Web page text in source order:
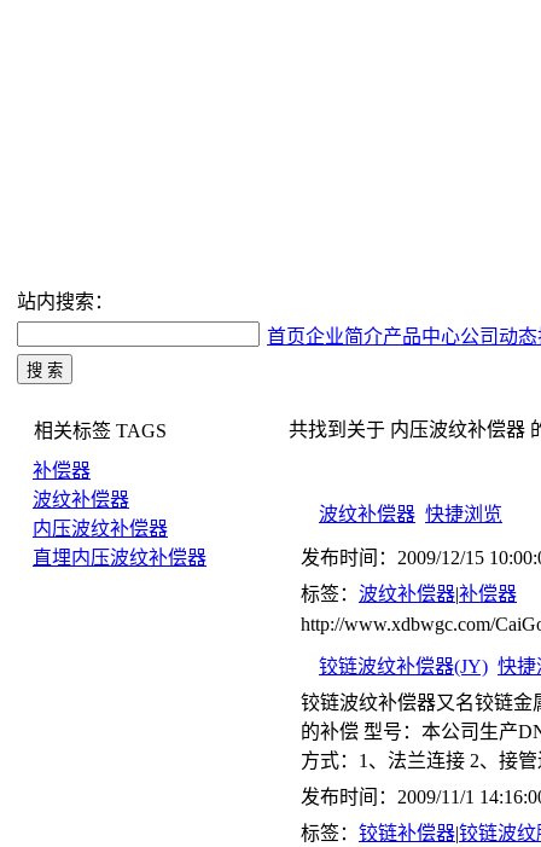
站内搜索：
首页企业简介产品中心公司动态
相关标签 TAGS
补偿器
波纹补偿器
内压波纹补偿器
直埋内压波纹补偿器
共找到关于 内压波纹补偿器
波纹补偿器 快捷浏览
发布时间：2009/12/15
标签： 波纹补偿器|补偿器
http://www.xdbwgc.com/
铰链波纹补偿器(JY) 快捷
铰链波纹补偿器又名铰链
的补偿 型号：本公司生产
方式：1、法兰连接 2、接
发布时间：2009/11/1
标签： 铰链补偿器|铰链波纹